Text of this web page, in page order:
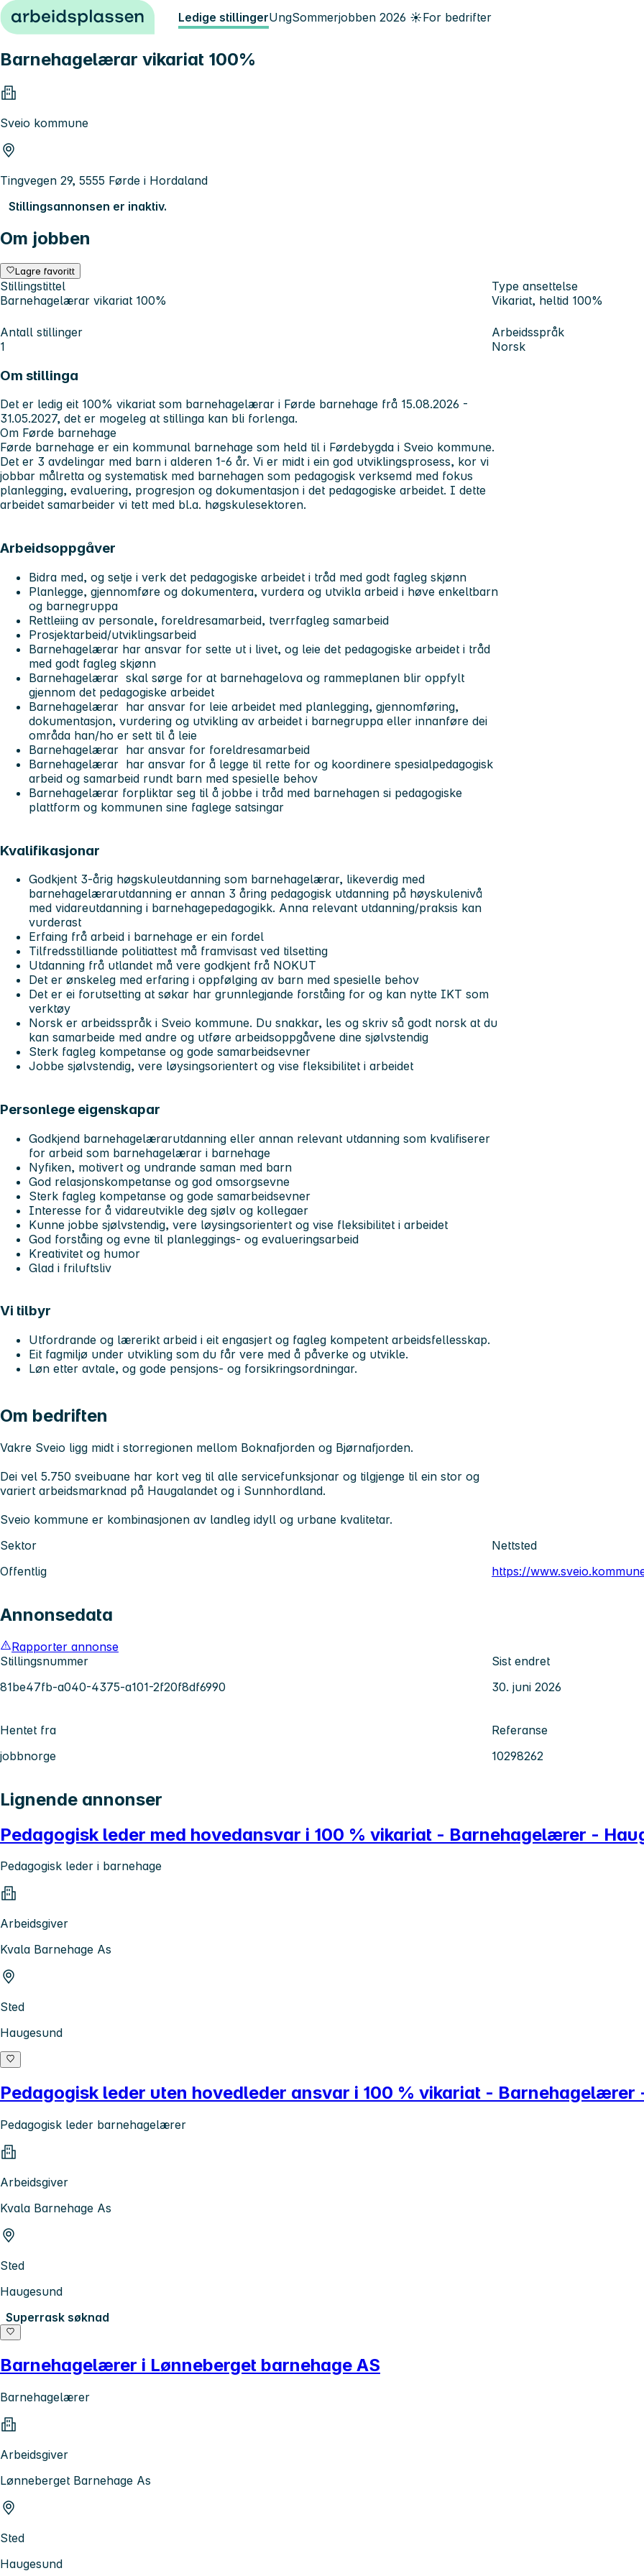
Hopp til innhold Ledige stillingerUngSommerjobben 2026 ☀️For bedrifter
Barnehagelærar vikariat 100%
Sveio kommune
Tingvegen 29, 5555 Førde i Hordaland
Stillingsannonsen er inaktiv.
Om jobben
Lagre favoritt
Stillingstittel
Barnehagelærar vikariat 100%
Type ansettelse
Vikariat, heltid 100%
Antall stillinger
1
Arbeidsspråk
Norsk
Om stillinga
Det er ledig eit 100% vikariat som barnehagelærar i Førde barnehage frå 15.08.2026 -
31.05.2027, det er mogeleg at stillinga kan bli forlenga.
Om Førde barnehage
Førde barnehage er ein kommunal barnehage som held til i Førdebygda i Sveio kommune.
Det er 3 avdelingar med barn i alderen 1-6 år. Vi er midt i ein god utviklingsprosess, kor vi
jobbar målretta og systematisk med barnehagen som pedagogisk verksemd med fokus
planlegging, evaluering, progresjon og dokumentasjon i det pedagogiske arbeidet. I dette
arbeidet samarbeider vi tett med bl.a. høgskulesektoren.
Arbeidsoppgåver
Bidra med, og setje i verk det pedagogiske arbeidet i tråd med godt fagleg skjønn
Planlegge, gjennomføre og dokumentera, vurdera og utvikla arbeid i høve enkeltbarn
og barnegruppa
Rettleiing av personale, foreldresamarbeid, tverrfagleg samarbeid
Prosjektarbeid/utviklingsarbeid
Barnehagelærar har ansvar for sette ut i livet, og leie det pedagogiske arbeidet i tråd
med godt fagleg skjønn
Barnehagelærar skal sørge for at barnehagelova og rammeplanen blir oppfylt
gjennom det pedagogiske arbeidet
Barnehagelærar har ansvar for leie arbeidet med planlegging, gjennomføring,
dokumentasjon, vurdering og utvikling av arbeidet i barnegruppa eller innanføre dei
områda han/ho er sett til å leie
Barnehagelærar har ansvar for foreldresamarbeid
Barnehagelærar har ansvar for å legge til rette for og koordinere spesialpedagogisk
arbeid og samarbeid rundt barn med spesielle behov
Barnehagelærar forpliktar seg til å jobbe i tråd med barnehagen si pedagogiske
plattform og kommunen sine faglege satsingar
Kvalifikasjonar
Godkjent 3-årig høgskuleutdanning som barnehagelærar, likeverdig med
barnehagelærarutdanning er annan 3 åring pedagogisk utdanning på høyskulenivå
med vidareutdanning i barnehagepedagogikk. Anna relevant utdanning/praksis kan
vurderast
Erfaing frå arbeid i barnehage er ein fordel
Tilfredsstilliande politiattest må framvisast ved tilsetting
Utdanning frå utlandet må vere godkjent frå NOKUT
Det er ønskeleg med erfaring i oppfølging av barn med spesielle behov
Det er ei forutsetting at søkar har grunnlegjande forståing for og kan nytte IKT som
verktøy
Norsk er arbeidsspråk i Sveio kommune. Du snakkar, les og skriv så godt norsk at du
kan samarbeide med andre og utføre arbeidsoppgåvene dine sjølvstendig
Sterk fagleg kompetanse og gode samarbeidsevner
Jobbe sjølvstendig, vere løysingsorientert og vise fleksibilitet i arbeidet
Personlege eigenskapar
Godkjend barnehagelærarutdanning eller annan relevant utdanning som kvalifiserer
for arbeid som barnehagelærar i barnehage
Nyfiken, motivert og undrande saman med barn
God relasjonskompetanse og god omsorgsevne
Sterk fagleg kompetanse og gode samarbeidsevner
Interesse for å vidareutvikle deg sjølv og kollegaer
Kunne jobbe sjølvstendig, vere løysingsorientert og vise fleksibilitet i arbeidet
God forståing og evne til planleggings- og evalueringsarbeid
Kreativitet og humor
Glad i friluftsliv
Vi tilbyr
Utfordrande og lærerikt arbeid i eit engasjert og fagleg kompetent arbeidsfellesskap.
Eit fagmiljø under utvikling som du får vere med å påverke og utvikle.
Løn etter avtale, og gode pensjons- og forsikringsordningar.
Om bedriften
Vakre Sveio ligg midt i storregionen mellom Boknafjorden og Bjørnafjorden.
Dei vel 5.750 sveibuane har kort veg til alle servicefunksjonar og tilgjenge til ein stor og
variert arbeidsmarknad på Haugalandet og i Sunnhordland.
Sveio kommune er kombinasjonen av landleg idyll og urbane kvalitetar.
Sektor
Offentlig
Nettsted
https://
Annonsedata
Rapporter annonse
Stillingsnummer
81be47fb-a040-4375-a101-2f20f8df6990
Sist endret
30. juni 2026
Hentet fra
jobbnorge
Referanse
10298262
Lignende annonser
Pedagogisk leder med hovedansvar i 100 % vikariat - Barnehagelærer -
Pedagogisk leder i barnehage
Arbeidsgiver
Kvala Barnehage As
Sted
Haugesund
Pedagogisk leder uten hovedleder ansvar i 100 % vikariat - Barnehagelærer
Pedagogisk leder barnehagelærer
Arbeidsgiver
Kvala Barnehage As
Sted
Haugesund
Superrask søknad
Barnehagelærer i Lønneberget barnehage AS
Barnehagelærer
Arbeidsgiver
Lønneberget Barnehage As
Sted
Haugesund